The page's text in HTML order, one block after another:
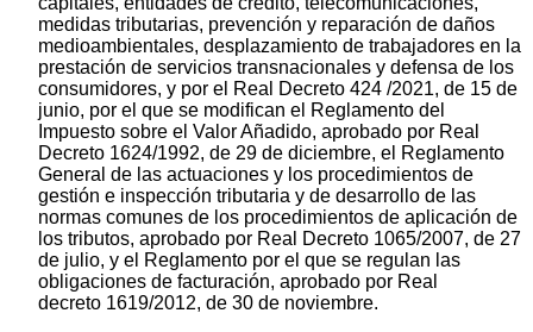
medidas tributarias, prevención y reparación de daños
medioambientales, desplazamiento de trabajadores en la
prestación de servicios transnacionales y defensa de los
consumidores, y por el Real Decreto 424 /2021, de 15 de
junio, por el que se modifican el Reglamento del
Impuesto sobre el Valor Añadido, aprobado por Real
Decreto 1624/1992, de 29 de diciembre, el Reglamento
General de las actuaciones y los procedimientos de
gestión e inspección tributaria y de desarrollo de las
normas comunes de los procedimientos de aplicación de
los tributos, aprobado por Real Decreto 1065/2007, de 27
de julio, y el Reglamento por el que se regulan las
obligaciones de facturación, aprobado por Real
decreto 1619/2012, de 30 de noviembre.